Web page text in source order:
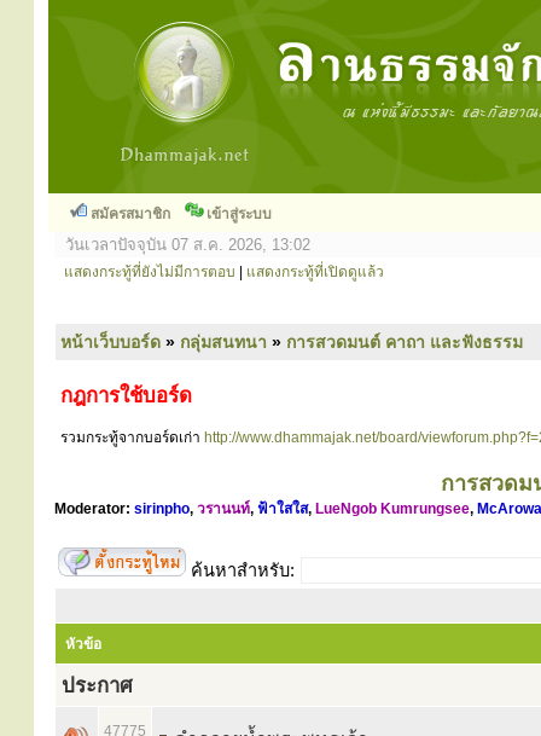
สมัครสมาชิก เข้าสู่ระบบ
วันเวลาปัจจุบัน 07 ส.ค. 2026, 13:02
แสดงกระทู้ที่ยังไม่มีการตอบ แสดงกระทู้ที่เปิดดูแล้ว
หน้าเว็บบอร์ด » กลุ่มสนทนา » การสวดมนต์ คาถา และฟังธรรม
กฎการใช้บอร์ด
รวมกระทู้จากบอร์ดเก่า http://www.dhammajak.net/board/
การสวดม
Moderator: sirinpho, วรานนท์, ฟ้าใสใส, LueNgob Kumrungsee,
ค้นหาสำหรับ:
หัวข้อ
ประกาศ
47775